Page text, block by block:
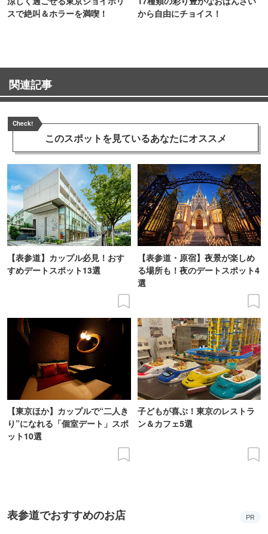
スで絶叫＆ホラーを満喫！
から自由にチョイス！
関連記事
Check!
このスポットを見ているあなたにオススメ
【表参道】カップル必見！おす
すめデートスポット13選
【表参道・原宿】夜景が楽しめ
る場所も！夜のデートスポット4
選
【東京ほか】カップルで“二人き
り”になれる「個室デート」スポ
ット10選
子どもが喜ぶ！東京のレストラ
ン＆カフェ5選
表参道でおすすめのお店 PR